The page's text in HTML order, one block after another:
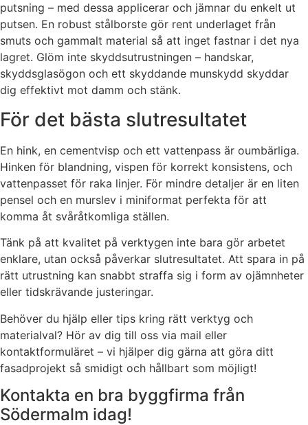
putsning – med dessa applicerar och jämnar du enkelt ut
putsen. En robust stålborste gör rent underlaget från
smuts och gammalt material så att inget fastnar i det nya
lagret. Glöm inte skyddsutrustningen – handskar,
skyddsglasögon och ett skyddande munskydd skyddar
dig effektivt mot damm och stänk.
För det bästa slutresultatet
En hink, en cementvisp och ett vattenpass är oumbärliga.
Hinken för blandning, vispen för korrekt konsistens, och
vattenpasset för raka linjer. För mindre detaljer är en liten
pensel och en murslev i miniformat perfekta för att
komma åt svåråtkomliga ställen.
Tänk på att kvalitet på verktygen inte bara gör arbetet
enklare, utan också påverkar slutresultatet. Att spara in på
rätt utrustning kan snabbt straffa sig i form av ojämnheter
eller tidskrävande justeringar.
Behöver du hjälp eller tips kring rätt verktyg och
materialval? Hör av dig till oss via mail eller
kontaktformuläret – vi hjälper dig gärna att göra ditt
fasadprojekt så smidigt och hållbart som möjligt!
Kontakta en bra byggfirma från
Södermalm idag!